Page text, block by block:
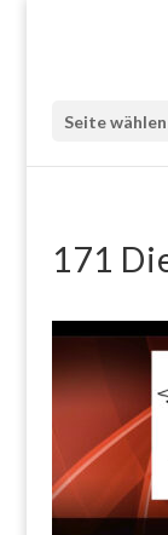
Seite wählen
171